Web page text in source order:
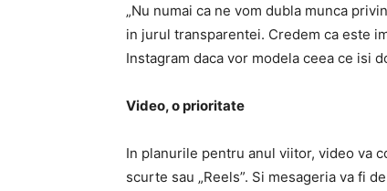
„Nu numai ca ne vom dubla munca
in jurul transparentei. Credem ca este
Instagram daca vor modela ceea ce isi
Video, o prioritate
In planurile pentru anul viitor, video va
scurte sau „Reels”. Si mesageria va fi